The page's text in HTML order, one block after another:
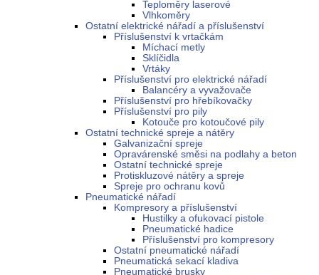
Teploměry laserové
Vlhkoměry
Ostatní elektrické nářadí a příslušenství
Příslušenství k vrtačkám
Míchací metly
Sklíčidla
Vrtáky
Příslušenství pro elektrické nářadí
Balancéry a vyvažovače
Příslušenství pro hřebíkovačky
Příslušenství pro pily
Kotouče pro kotoučové pily
Ostatní technické spreje a nátěry
Galvanizační spreje
Opravárenské směsi na podlahy a beton
Ostatní technické spreje
Protiskluzové nátěry a spreje
Spreje pro ochranu kovů
Pneumatické nářadí
Kompresory a příslušenství
Hustilky a ofukovací pistole
Pneumatické hadice
Příslušenství pro kompresory
Ostatní pneumatické nářadí
Pneumatická sekací kladiva
Pneumatické brusky